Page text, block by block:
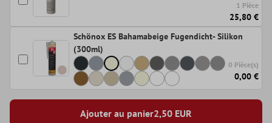
1 Pièce
25,80 €
Schönox ES Bahamabeige Fugendicht- Silikon
(300ml)
0 Pièce(s)
0,00 €
Ajouter au panier2,50 EUR